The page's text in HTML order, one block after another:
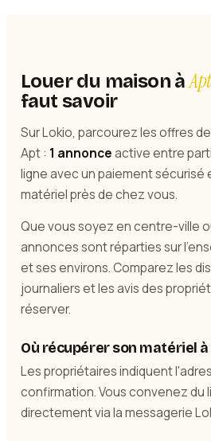
Louer du maison àApt
faut savoir
Sur Lokio, parcourez les offres
Apt : 1 annonceactive entre
ligne avec un paiement sécurisé
matériel près de chez vous.
Que vous soyez en centre-ville
annonces sont réparties sur
et ses environs. Comparez les
journaliers et les avis des
réserver.
Où récupérer son matériel à
Les propriétaires indiquent
confirmation. Vous convenez du
directement via la messagerie